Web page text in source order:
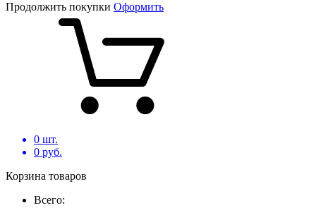
Продолжить покупки Оформить
0 шт.
0 руб.
Корзина товаров
Всего: